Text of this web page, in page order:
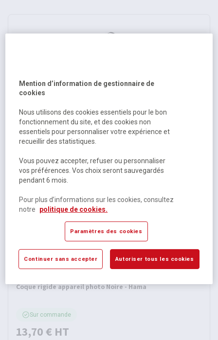
Sac à dos Aspect Appareil Photo Reflex - noir - Thule
Sur commande
151,50 €HT
181,80 €TTC
Coque rigide appareil photo Noire - Hama
Sur commande
13,70 € HT
Mention d’information de gestionnaire de
cookies
Nous utilisons des cookies essentiels pour le bon
fonctionnement du site, et des cookies non
essentiels pour personnaliser votre expérience et
recueillir des statistiques.
Vous pouvez accepter, refuser ou personnaliser
vos préférences. Vos choix seront sauvegardés
pendant 6 mois.
Pour plus d’informations sur les cookies, consultez
notre
politique de cookies.
Paramètres des cookies
Continuer sans accepter Autoriser tous les cookies